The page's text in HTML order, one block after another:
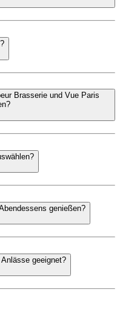
Brasserie und Vue Paris
genießen?
geeignet?